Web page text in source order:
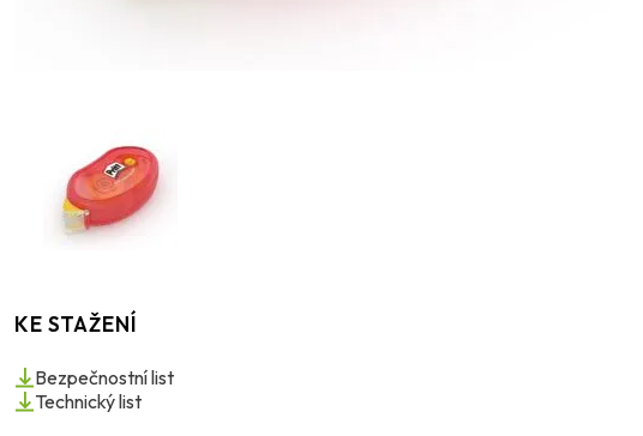
KE STAŽENÍ
Bezpečnostní list
Technický list